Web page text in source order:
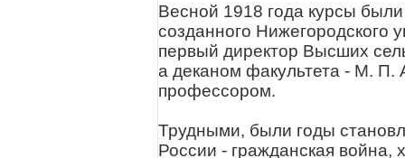
Весной 1918 года курсы
созданного Нижегородского
первый директор Высших
а деканом факультета - М. П.
профессором.
Трудными, были годы
России - гражданская война,